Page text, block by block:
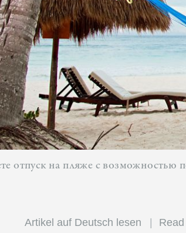
отпуск на пляже с возможностью
Artikel auf Deutsch lesen